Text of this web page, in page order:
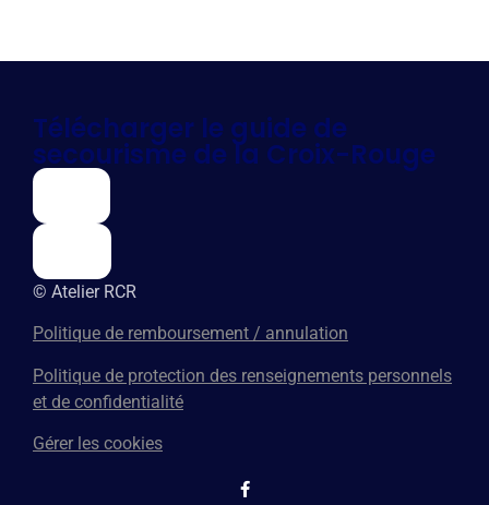
Télécharger le guide de
secourisme de la Croix-Rouge
© Atelier RCR
Politique de remboursement / annulation
Politique de protection des renseignements personnels
et de confidentialité
Gérer les cookies